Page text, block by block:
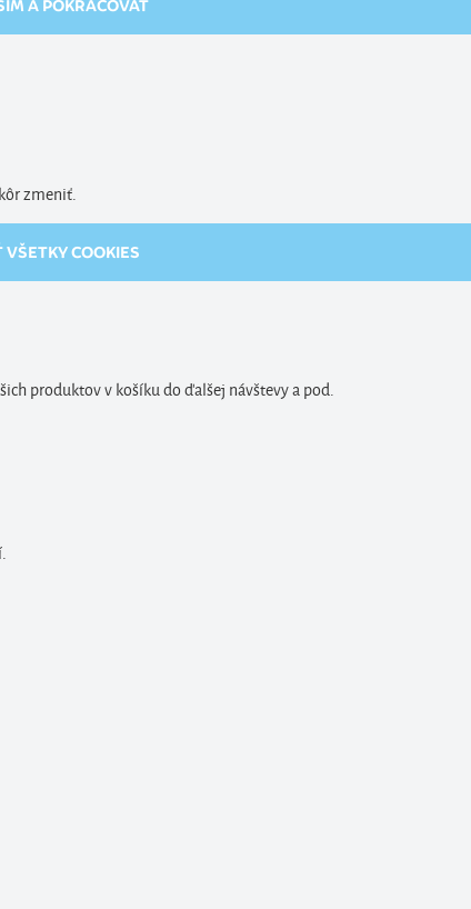
A POKRAČOVAŤ
zmeniť.
VŠETKY COOKIES
produktov v košíku do ďalšej návštevy a pod.